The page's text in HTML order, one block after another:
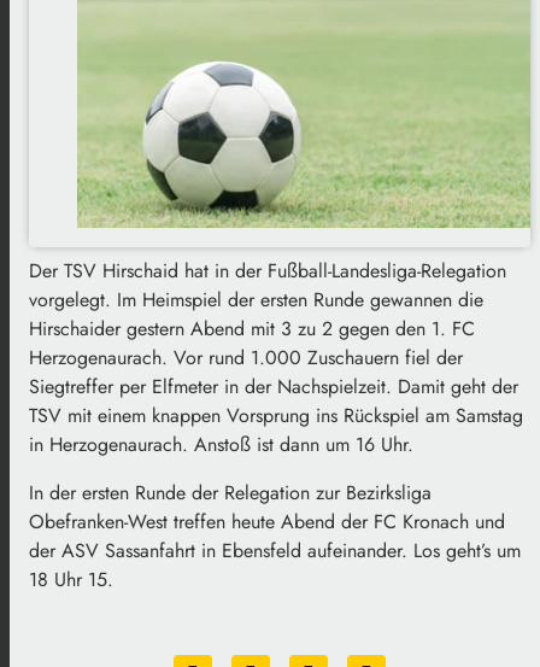
Der TSV Hirschaid hat in der Fußball-Landesliga-Relegation
vorgelegt. Im Heimspiel der ersten Runde gewannen die
Hirschaider gestern Abend mit 3 zu 2 gegen den 1. FC
Herzogenaurach. Vor rund 1.000 Zuschauern fiel der
Siegtreffer per Elfmeter in der Nachspielzeit. Damit geht der
TSV mit einem knappen Vorsprung ins Rückspiel am Samstag
in Herzogenaurach. Anstoß ist dann um 16 Uhr.
In der ersten Runde der Relegation zur Bezirksliga
Obefranken-West treffen heute Abend der FC Kronach und
der ASV Sassanfahrt in Ebensfeld aufeinander. Los geht’s um
18 Uhr 15.